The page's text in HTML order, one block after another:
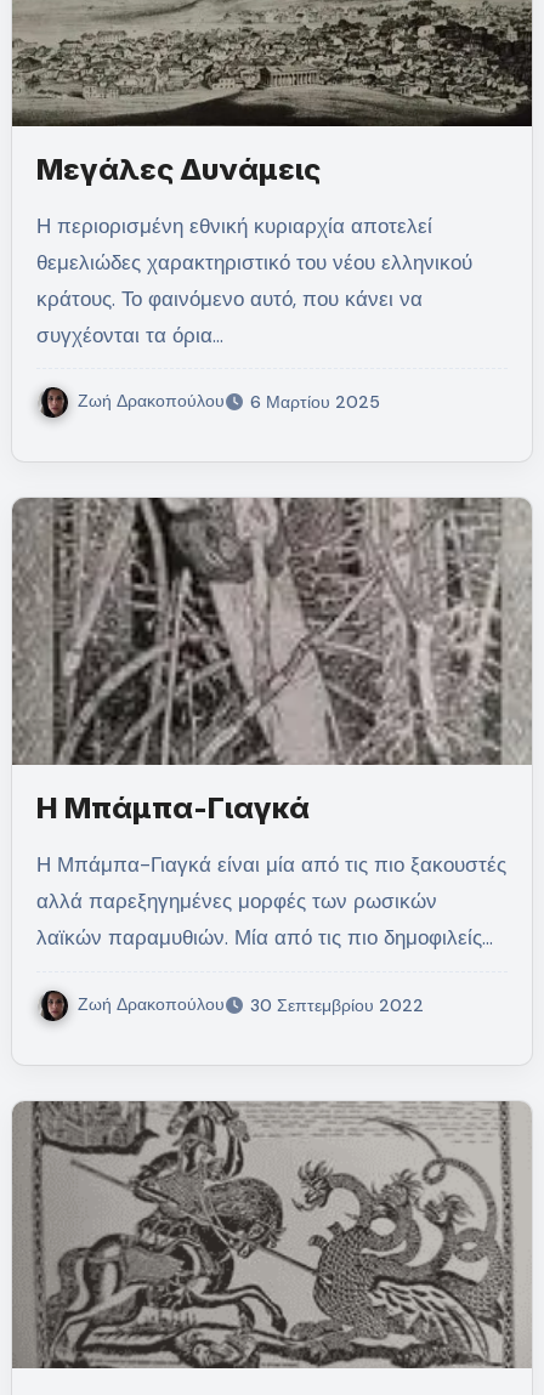
Μεγάλες Δυνάμεις
Η περιορισμένη εθνική κυριαρχία αποτελεί
θεμελιώδες χαρακτηριστικό του νέου ελληνικού
κράτους. Το φαινόμενο αυτό, που κάνει να
συγχέονται τα όρια…
Ζωή Δρακοπούλου 6 Μαρτίου 2025
Η Μπάμπα-Γιαγκά
Η Μπάμπα-Γιαγκά είναι μία από τις πιο ξακουστές
αλλά παρεξηγημένες μορφές των ρωσικών
λαϊκών παραμυθιών. Μία από τις πιο δημοφιλείς…
Ζωή Δρακοπούλου 30 Σεπτεμβρίου 2022